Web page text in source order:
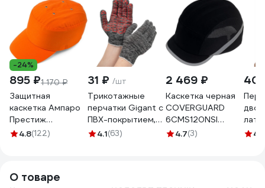
-24%
895 ₽1 170 ₽
Защитная
каскетка Ампаро
Престиж
оранжевая
4.8(122)
31 ₽ /шт
Трикотажные
перчатки Gigant с
ПВХ-покрытием,
серые GGC-13
4.1(63)
2 469 ₽
Каскетка черная
COVERGUARD
6CMS120NSI
6CMS010NSI
4.7(3)
40
4
О товаре